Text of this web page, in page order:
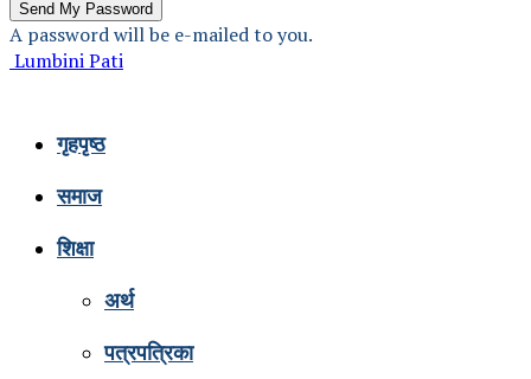
A password will be e-mailed to you.
Lumbini Pati
गृहपृष्ठ
समाज
शिक्षा
अर्थ
पत्रपत्रिका